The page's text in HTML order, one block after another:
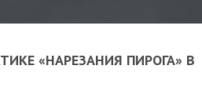
«НАРЕЗАНИЯ ПИРОГА» В